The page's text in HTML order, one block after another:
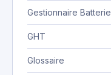
Gestionnaire Batterie
GHT
Glossaire